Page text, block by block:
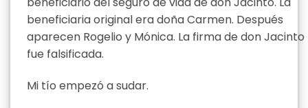
beneficiaria original era doña Carmen. Después
aparecen Rogelio y Mónica. La firma de don Jacinto
fue falsificada.
Mi tío empezó a sudar.